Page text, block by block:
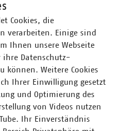
rief Liebing dazu auf, die
und schnell auszubauen:
ist Grundlage für niedrige
müssten dazu an einem
bestmögliche Rahmen- und
solche Anlagen schaffen.
Ressourcen und damit
Mitarbeiter. Ein
Branchen-Bashing auf der
Peter in dieser komplexen
Cookies, die
verarbeiten. Einige sind
Ihnen unsere Webseite
Datenschutz-
können. Weitere Cookies
Ihrer Einwilligung gesetzt
und Optimierung des
von Videos nutzen
Ihr Einverständnis